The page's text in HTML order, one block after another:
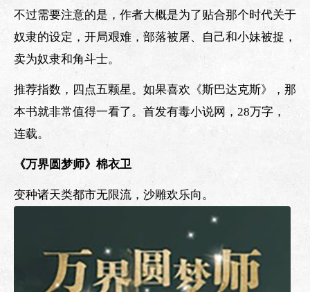
不过需要注意的是，作者大概是为了贴合那个时代关于
奴隶的设定，开局艰难，部落被屠、自己和小妹被捉，
卖为奴隶和角斗士。
推荐指数，四点五颗星。如果喜欢《斯巴达克斯》，那
本书就非常值得一看了。首发有毒小说网，28万字，
连载。
《万界圆梦师》棉衣卫
变种诸天类都市无限流，沙雕欢乐向。